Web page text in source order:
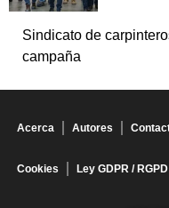
Sindicato de
campaña
Acerca Autores
Cookies Ley GDPR / RGPD